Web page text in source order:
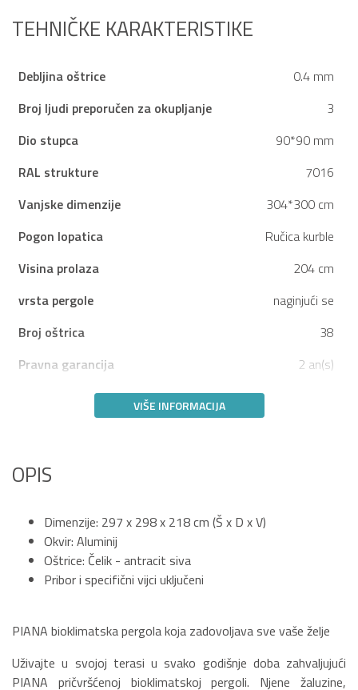
Djelomično bočno
zatvaranje za izoliraniji
prostor
Djelomično bočno
zatvaranje za izoliraniji
prostor
TEHNIČKE KARAKTERISTIKE
Debljina oštrice
0.4 mm
Broj ljudi preporučen za okupljanje
3
Dio stupca
90*90 mm
RAL strukture
7016
Vanjske dimenzije
304*300 cm
Pogon lopatica
Ručica kurble
Visina prolaza
204 cm
vrsta pergole
naginjući se
Broj oštrica
38
Pravna garancija
2 an(s)
VIŠE INFORMACIJA
OPIS
Dimenzije: 297 x 298 x 218 cm (Š x D x V)
Okvir: Aluminij
Oštrice: Čelik - antracit siva
Pribor i specifični vijci uključeni
PIANA bioklimatska pergola koja zadovoljava sve vaše želje
Uživajte u svojoj terasi u svako godišnje doba zahvaljujući
PIANA pričvršćenoj bioklimatskoj pergoli. Njene žaluzine,